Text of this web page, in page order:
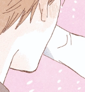
トレンド ワード